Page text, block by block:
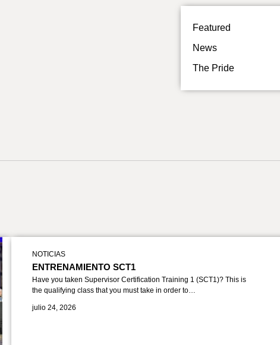
Featured
News
The Pride
NOTICIAS
ENTRENAMIENTO SCT1
Have you taken Supervisor Certification Training 1 (SCT1)? This is
the qualifying class that you must take in order to…
julio 24, 2026